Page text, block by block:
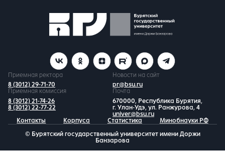
Приемная ректора
8 (3012) 29-71-70
Новости на сайт
pr@bsu.ru
Приемная комиссия
8 (3012) 21-74-26
8 (3012) 22-77-22
Почта
670000, Республика Бурятия,
г. Улан-Удэ, ул. Ранжурова, 4
univer@bsu.ru
Контакты
Корпуса Статистика Минобнауки РФ
© Бурятский государственный университет имени Доржи
Банзарова